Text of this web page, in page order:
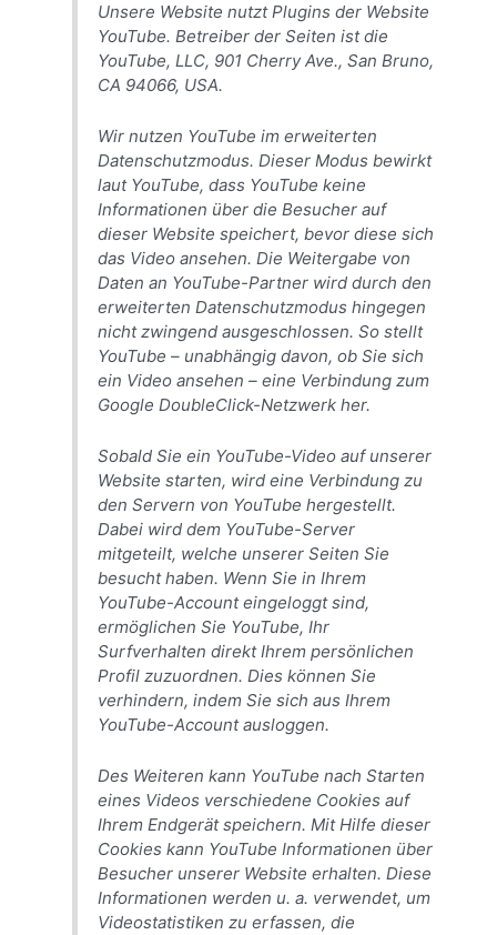
Unsere Website nutzt Plugins der Website
YouTube. Betreiber der Seiten ist die
YouTube, LLC, 901 Cherry Ave., San Bruno,
CA 94066, USA.
Wir nutzen YouTube im erweiterten
Datenschutzmodus. Dieser Modus bewirkt
laut YouTube, dass YouTube keine
Informationen über die Besucher auf
dieser Website speichert, bevor diese sich
das Video ansehen. Die Weitergabe von
Daten an YouTube-Partner wird durch den
erweiterten Datenschutzmodus hingegen
nicht zwingend ausgeschlossen. So stellt
YouTube – unabhängig davon, ob Sie sich
ein Video ansehen – eine Verbindung zum
Google DoubleClick-Netzwerk her.
Sobald Sie ein YouTube-Video auf unserer
Website starten, wird eine Verbindung zu
den Servern von YouTube hergestellt.
Dabei wird dem YouTube-Server
mitgeteilt, welche unserer Seiten Sie
besucht haben. Wenn Sie in Ihrem
YouTube-Account eingeloggt sind,
ermöglichen Sie YouTube, Ihr
Surfverhalten direkt Ihrem persönlichen
Profil zuzuordnen. Dies können Sie
verhindern, indem Sie sich aus Ihrem
YouTube-Account ausloggen.
Des Weiteren kann YouTube nach Starten
eines Videos verschiedene Cookies auf
Ihrem Endgerät speichern. Mit Hilfe dieser
Cookies kann YouTube Informationen über
Besucher unserer Website erhalten. Diese
Informationen werden u. a. verwendet, um
Videostatistiken zu erfassen, die